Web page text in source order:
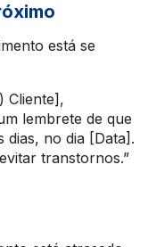
está se
Cliente],
lembrete de que
dias, no dia [Data].
transtornos.”